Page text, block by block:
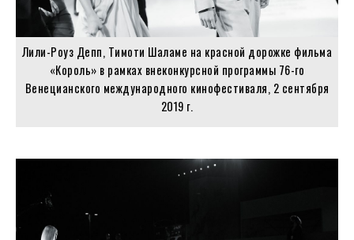
Лили-Роуз Депп, Тимоти Шаламе на красной дорожке фильма
«Король» в рамках внеконкурсной программы 76-го
Венецианского международного кинофестиваля, 2 сентября
2019 г.